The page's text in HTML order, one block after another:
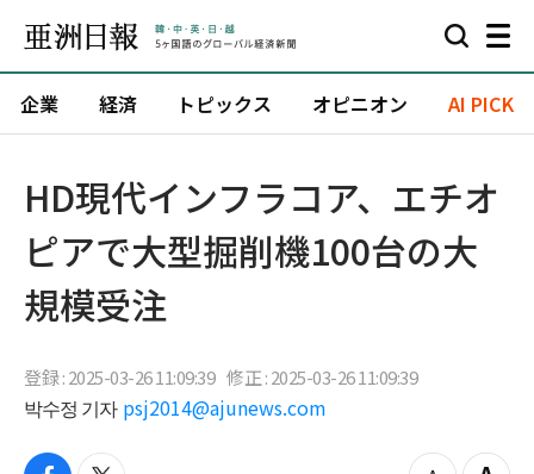
企業 経済 トピックス オピニオン AI PICK
HD現代インフラコア、エチオ
ピアで大型掘削機100台の大
規模受注
登録 : 2025-03-26 11:09:39 修正 : 2025-03-26 11:09:39
박수정 기자 psj2014@ajunews.com